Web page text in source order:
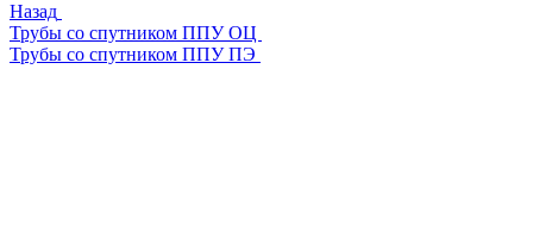
Назад
Трубы со спутником ППУ ОЦ
Трубы со спутником ППУ ПЭ